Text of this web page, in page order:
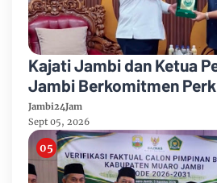
Kajati Jambi dan Ketua
Jambi Berkomitmen
Penegakan Hukum
Jambi24Jam
Sept 05, 2026